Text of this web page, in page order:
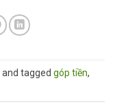
and tagged góp tiền,